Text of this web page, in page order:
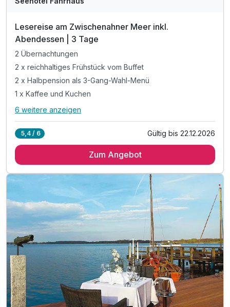
Lesereise am Zwischenahner Meer inkl.
Abendessen | 3 Tage
2 Übernachtungen
2 x reichhaltiges Frühstück vom Buffet
2 x Halbpension als 3-Gang-Wahl-Menü
1 x Kaffee und Kuchen
Alle Inklusivleistungen
2 x reichhaltiges Frühstück vom Buffet
1 x Kaffee und Kuchen
inkl. 1 Buch von Dr. Lohbeck nach Wahl
inkl. Nutzung des Schwimmbades und Sauna*
inkl. Flasche Mineralwasser auf dem Zimmer
inkl. flauschiger Bademantel auf dem Zimmer
inkl. Parkplatz nach Verfügbarkeit
inkl. W-Lan
6 weitere anzeigen
5,4 / 6 Gültig bis 22.12.2026
Zum Angebot